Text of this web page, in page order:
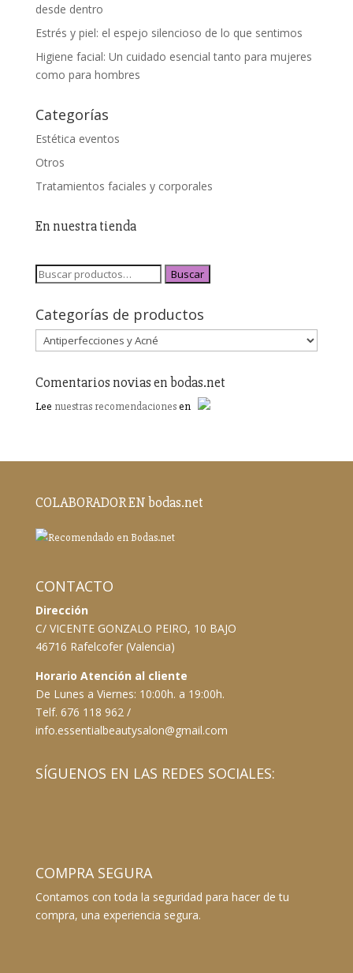
desde dentro
Estrés y piel: el espejo silencioso de lo que sentimos
Higiene facial: Un cuidado esencial tanto para mujeres
como para hombres
Categorías
Estética eventos
Otros
Tratamientos faciales y corporales
En nuestra tienda
Buscar
Categorías de productos
Comentarios novias en bodas.net
Lee nuestras recomendacionesen
COLABORADOR EN bodas.net
CONTACTO
Dirección
C/ VICENTE GONZALO PEIRO, 10 BAJO
46716 Rafelcofer (Valencia)
Horario Atención al cliente
De Lunes a Viernes: 10:00h. a 19:00h.
Telf. 676 118 962 /
info.essentialbeautysalon@gmail.com
SÍGUENOS EN LAS REDES SOCIALES:
COMPRA SEGURA
Contamos con toda la seguridad para hacer de tu
compra, una experiencia segura.